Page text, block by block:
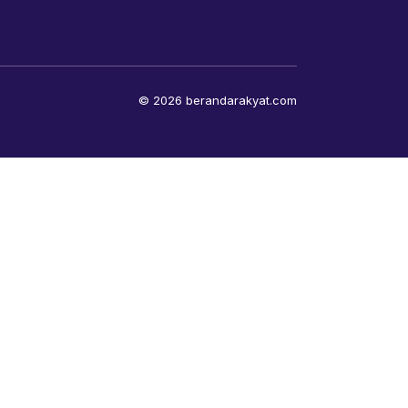
© 2026 berandarakyat.com